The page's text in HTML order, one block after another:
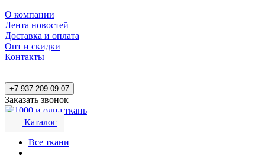
О компании
Лента новостей
Доставка и оплата
Опт и скидки
Контакты
+7 937 209 09 07
Заказать звонок
Каталог
Все ткани